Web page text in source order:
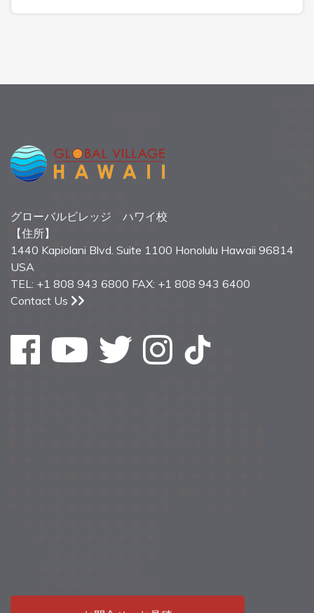
グローバルビレッジ ハワイ校
【住所】
1440 Kapiolani Blvd. Suite 1100 Honolulu Hawaii 96814
USA
TEL: +1 808 943 6800 FAX: +1 808 943 6400
Contact Us